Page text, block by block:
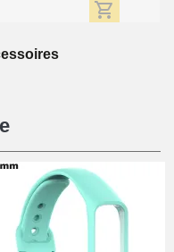
Débutant